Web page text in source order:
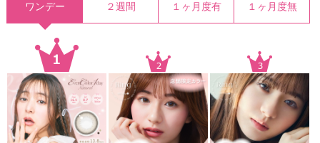
ワンデー ２週間 １ヶ月度有 １ヶ月度無